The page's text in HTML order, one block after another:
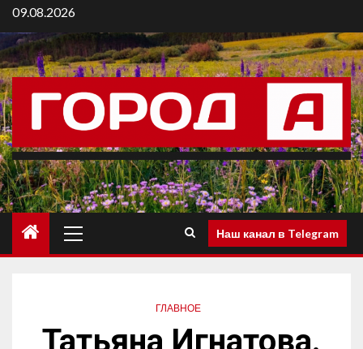
09.08.2026
Наш канал в Telegram
ГЛАВНОЕ